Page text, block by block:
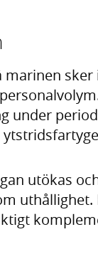
marinen
under
utökas